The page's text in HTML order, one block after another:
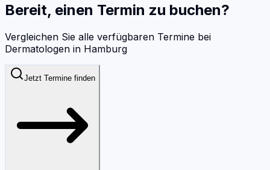
Bereit, einen Termin zu buchen?
Vergleichen Sie alle verfügbaren Termine bei
Dermatologen in Hamburg
Jetzt Termine finden